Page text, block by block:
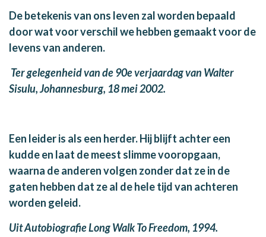
De betekenis van ons leven zal worden bepaald
door wat voor verschil we hebben gemaakt voor de
levens van anderen.
Ter gelegenheid van de 90e verjaardag van Walter
Sisulu, Johannesburg, 18 mei 2002.
Een leider is als een herder. Hij blijft achter een
kudde en laat de meest slimme vooropgaan,
waarna de anderen volgen zonder dat ze in de
gaten hebben dat ze al de hele tijd van achteren
worden geleid.
Uit Autobiografie Long Walk To Freedom, 1994.